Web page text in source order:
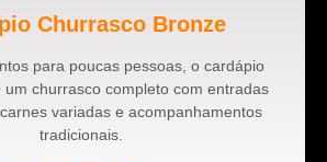
Churrasco Bronze
para poucas pessoas, o cardápio
um churrasco completo com entradas
variadas e acompanhamentos
tradicionais.